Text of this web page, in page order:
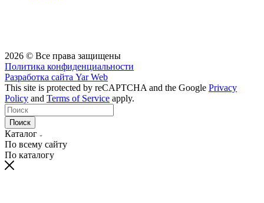
2026 © Все права защищены
Политика конфиденциальности
Разработка сайта Yar Web
This site is protected by reCAPTCHA and the Google Privacy
Policy and Terms of Service apply.
Поиск
Каталог
По всему сайту
По каталогу